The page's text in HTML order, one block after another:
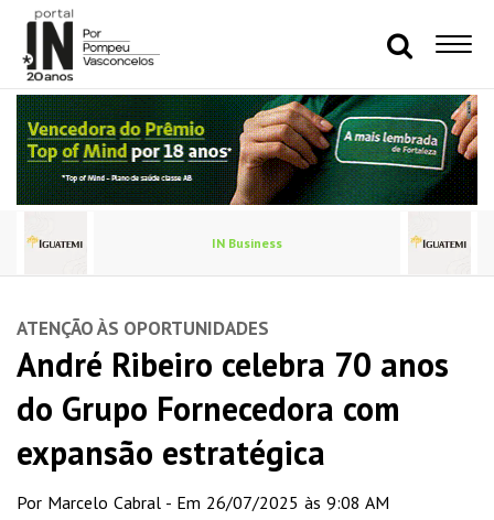
IN Business
ATENÇÃO ÀS OPORTUNIDADES
André Ribeiro celebra 70 anos
do Grupo Fornecedora com
expansão estratégica
Por Marcelo Cabral - Em 26/07/2025 às 9:08 AM